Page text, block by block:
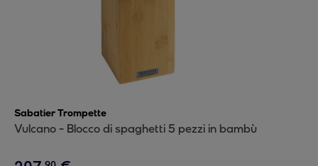
Sabatier Trompette
Vulcano - Blocco di spaghetti 5 pezzi in bambù